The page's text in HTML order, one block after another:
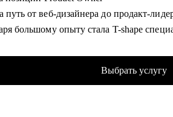
путь от веб-дизайнера до продакт-
большому опыту стала T-shape
российский биг-тех и
и продуктовой стратегии до
Выбрать услугу